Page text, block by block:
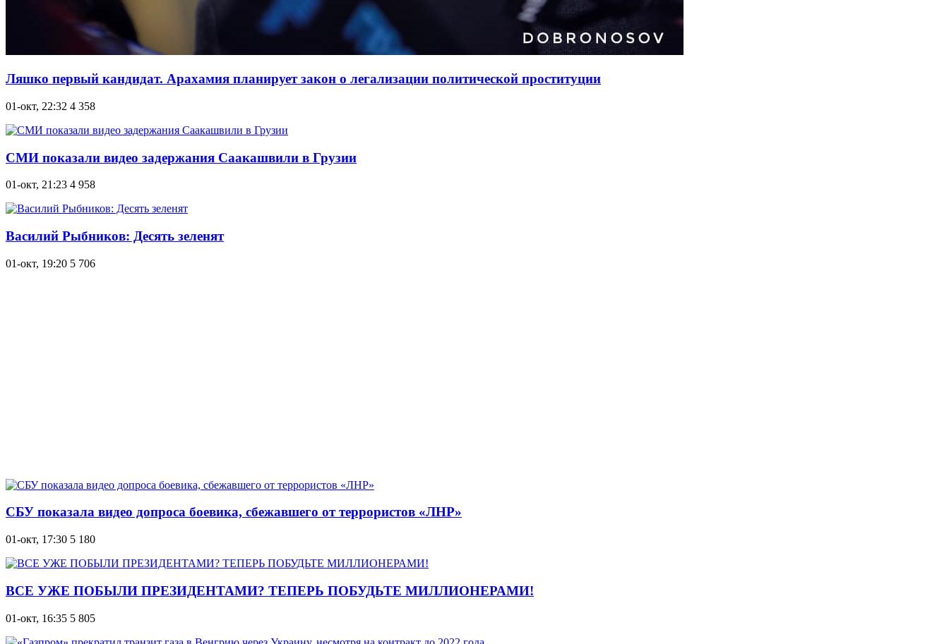
Ляшко первый кандидат. Арахамия планирует закон о легализации политической проституции
01-окт, 22:32 4 358
СМИ показали видео задержания Саакашвили в Грузии
01-окт, 21:23 4 958
Василий Рыбников: Десять зеленят
01-окт, 19:20 5 706
СБУ показала видео допроса боевика, сбежавшего от террористов «ЛНР»
01-окт, 17:30 5 180
ВСЕ УЖЕ ПОБЫЛИ ПРЕЗИДЕНТАМИ? ТЕПЕРЬ ПОБУДЬТЕ МИЛЛИОНЕРАМИ!
01-окт, 16:35 5 805